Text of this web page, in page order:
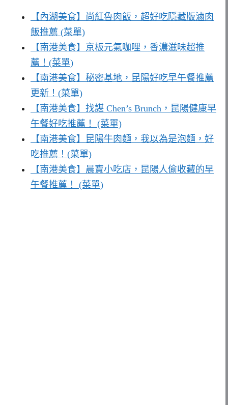
【內湖美食】尚紅魯肉飯，超好吃隱藏版滷肉
飯推薦 (菜單)
【南港美食】京板元氣咖哩，香濃滋味超推
薦！(菜單)
【南港美食】秘密基地，昆陽好吃早午餐推薦
更新！(菜單)
【南港美食】找諶 Chen’s Brunch，昆陽健康早
午餐好吃推薦！ (菜單)
【南港美食】昆陽牛肉麵，我以為是泡麵，好
吃推薦！(菜單)
【南港美食】晨寶小吃店，昆陽人偷收藏的早
午餐推薦！ (菜單)